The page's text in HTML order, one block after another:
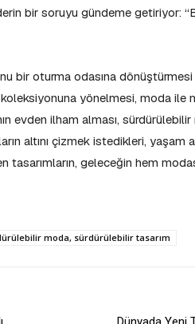
bir soruyu gündeme getiriyor:
bir oturma odasına
yönelmesi, moda ile
evden ilham alması, sürdürülebilir
altını çizmek istedikleri, yaşam
geleceğin hem
moda, sürdürülebilir tasarım